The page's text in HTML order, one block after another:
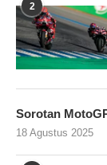
2
Sorotan
18 Agustus 2025